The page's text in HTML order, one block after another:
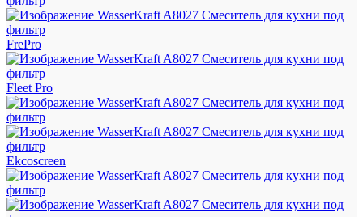
FrePro
Fleet Pro
Ekcoscreen